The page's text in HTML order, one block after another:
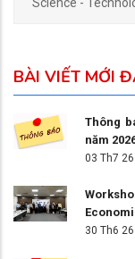
BÀI VIẾT MỚI
Thông
năm
03 Th7 26
30 Th6 26